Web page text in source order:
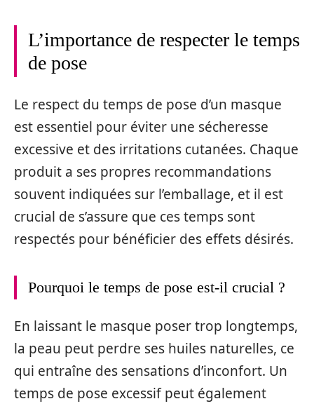
L’importance de respecter le temps
de pose
Le respect du temps de pose d’un masque
est essentiel pour éviter une sécheresse
excessive et des irritations cutanées. Chaque
produit a ses propres recommandations
souvent indiquées sur l’emballage, et il est
crucial de s’assure que ces temps sont
respectés pour bénéficier des effets désirés.
Pourquoi le temps de pose est-il crucial ?
En laissant le masque poser trop longtemps,
la peau peut perdre ses huiles naturelles, ce
qui entraîne des sensations d’inconfort. Un
temps de pose excessif peut également